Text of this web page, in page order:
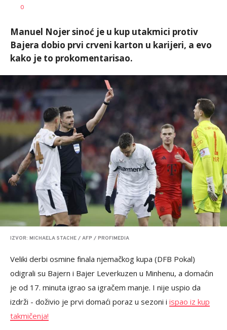
AUTOR
0
Manuel Nojer sinoć je u kup utakmici protiv
Bajera dobio prvi crveni karton u karijeri, a evo
kako je to prokomentarisao.
IZVOR: MICHAELA STACHE / AFP / PROFIMEDIA
Veliki derbi osmine finala njemačkog kupa (DFB Pokal)
odigrali su Bajern i Bajer Leverkuzen u Minhenu, a domaćin
je od 17. minuta igrao sa igračem manje. I nije uspio da
izdrži - doživio je prvi domaći poraz u sezoni i ispao iz kup
takmičenja!